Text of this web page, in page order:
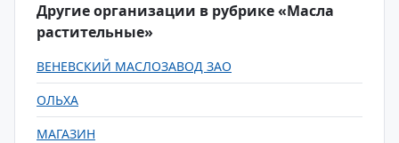
Другие организации в рубрике «Масла
растительные»
ВЕНЕВСКИЙ МАСЛОЗАВОД ЗАО
ОЛЬХА
МАГАЗИН